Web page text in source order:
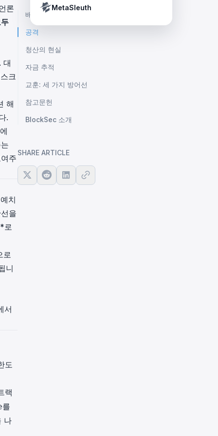
Tether’s blacklist in real time.
MetaSleuth
론
대
크
해
.
주
치
을
로
로
니
서
도
랙
를
나
배경
공격
청산의 현실
자금 추적
교훈: 세 가지 방어선
참고문헌
BlockSec 소개
SHARE ARTICLE